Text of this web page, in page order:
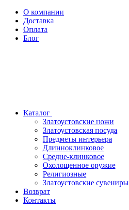
О компании
Доставка
Оплата
Блог
Каталог
Златоустовские ножи
Златоустовская посуда
Предметы интерьера
Длинноклинковое
Средне-клинковое
Охолощенное оружие
Религиозные
Златоустовские сувениры
Возврат
Контакты